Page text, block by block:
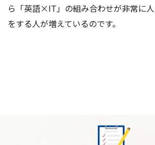
ら「英語×IT」の組み合わせが非常に
をする人が増えているのです。